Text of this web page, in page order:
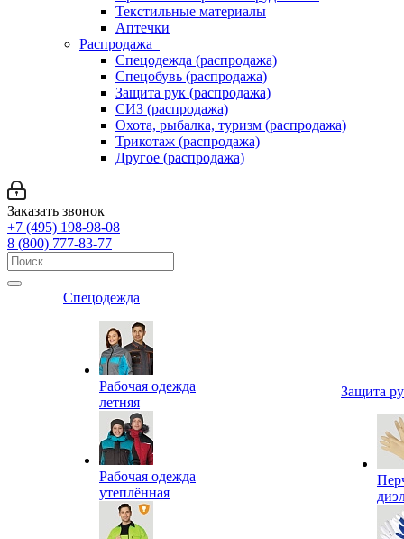
Текстильные материалы
Аптечки
Распродажа
Спецодежда (распродажа)
Спецобувь (распродажа)
Защита рук (распродажа)
СИЗ (распродажа)
Охота, рыбалка, туризм (распродажа)
Трикотаж (распродажа)
Другое (распродажа)
Заказать звонок
+7 (495) 198-98-08
8 (800) 777-83-77
Спецодежда
Рабочая одежда
летняя
Рабочая одежда
утеплённая
Защита